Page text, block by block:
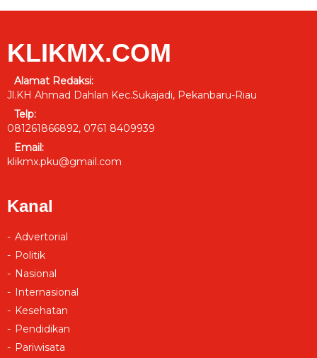
KLIKMX.COM
Alamat Redaksi:
Jl.KH Ahmad Dahlan Kec.Sukajadi, Pekanbaru-Riau
Telp:
081261866892, 0761 8409939
Email:
klikmx.pku@gmail.com
Kanal
Advertorial
Politik
Nasional
Internasional
Kesehatan
Pendidikan
Pariwisata